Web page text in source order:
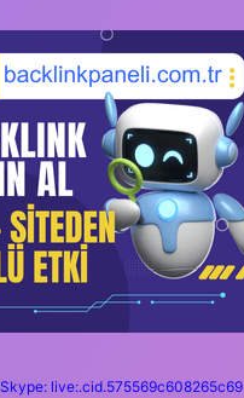
Skype: live:.cid.575569c608265c69